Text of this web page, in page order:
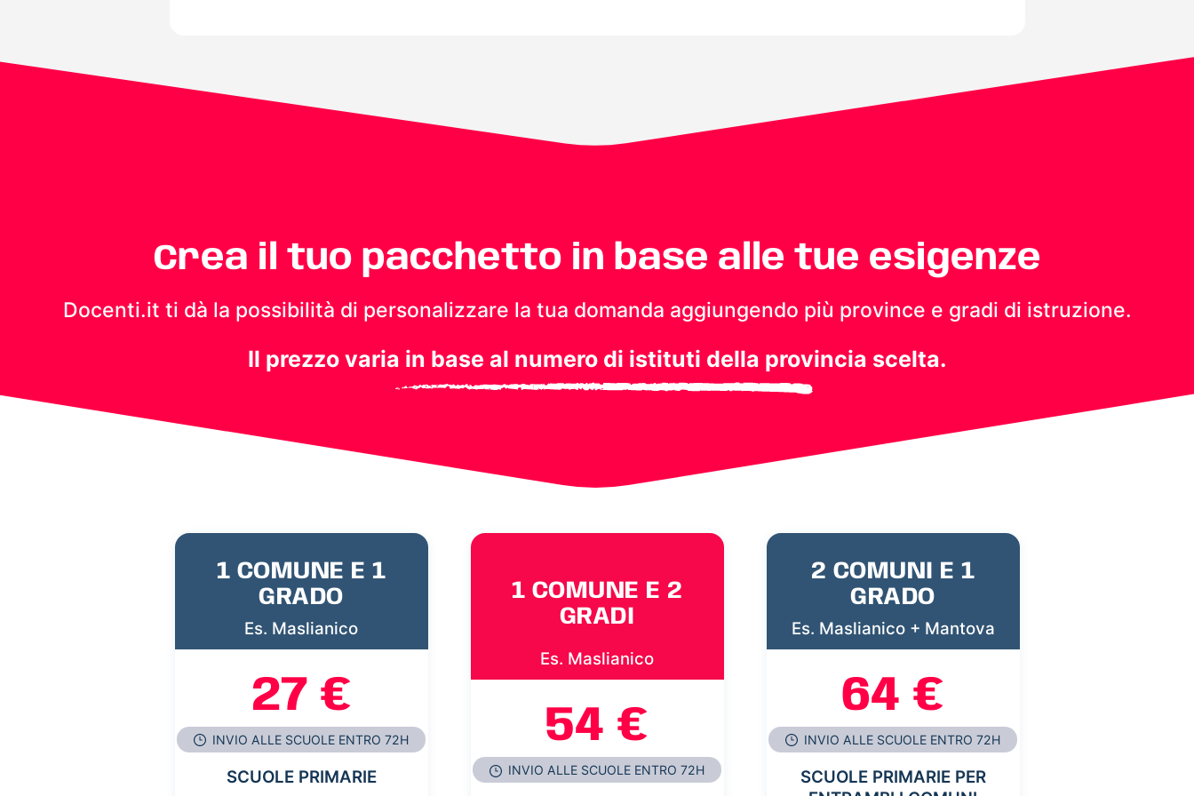
Crea il tuo pacchetto in base alle tue esigenze
Docenti.it ti dà la possibilità di personalizzare la tua domanda aggiungendo più province e gradi di istruzione.
Il prezzo varia in base al numero di istituti della provincia scelta.
1 COMUNE E 1
GRADO
Es. Maslianico
27 €
INVIO ALLE SCUOLE ENTRO 72H
SCUOLE PRIMARIE
1 COMUNE E 2
GRADI
Es. Maslianico
54 €
INVIO ALLE SCUOLE ENTRO 72H
2 COMUNI E 1
GRADO
Es. Maslianico + Mantova
64 €
INVIO ALLE SCUOLE ENTRO 72H
SCUOLE PRIMARIE PER